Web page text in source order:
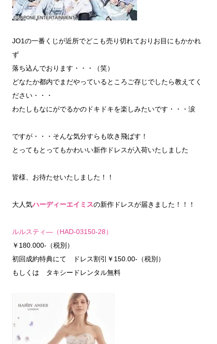
JO1の一番くじが近所でどこも売り切れておりお目にもかかれ
ず
落ち込んでおります・・・（笑）
どなたか都内でまだやっているところご存じでしたら教えてく
ださい・・・
わたしもなにがでるかのドキドキを楽しみたいです・・・涙
ですが・・・そんな気分すらも吹き飛ばす！
とってもとってもかわいい新作ドレスが入荷いたしました
皆様、お待たせいたしました！！
大人気ハーディーエイミスの新作ドレスが届きました！！！
ルルスティ―（HAD-03150-28）
￥180.000-（税別）
初回成約特典にて ドレス割引￥150.00-（税別）
もしくは タキシードレンタル無料